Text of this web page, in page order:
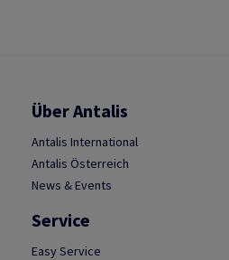
Über Antalis
Antalis International
Antalis Österreich
News & Events
Service
Easy Service